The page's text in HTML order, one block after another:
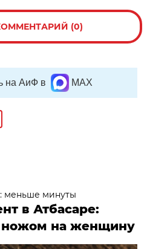
(0)
на АиФ в MAX
меньше минуты
в Атбасаре:
ножом на женщину